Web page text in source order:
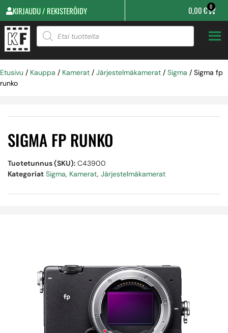
KIRJAUDU / REKISTERÖIDY 0,00€ 0
Etusivu / Kauppa / Kamerat / Järjestelmäkamerat / Sigma / Sigma fp
runko
SIGMA FP RUNKO
Tuotetunnus (SKU): C43900
Kategoriat Sigma, Kamerat, Järjestelmäkamerat